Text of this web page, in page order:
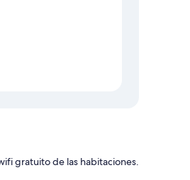
gratuito de las habitaciones.